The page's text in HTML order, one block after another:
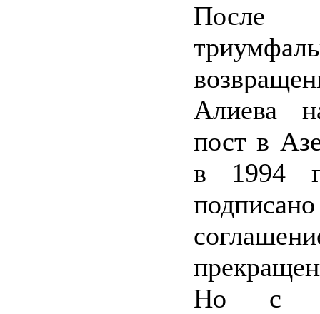
После
Алиева
пост в
в 1994
подписано
Но с